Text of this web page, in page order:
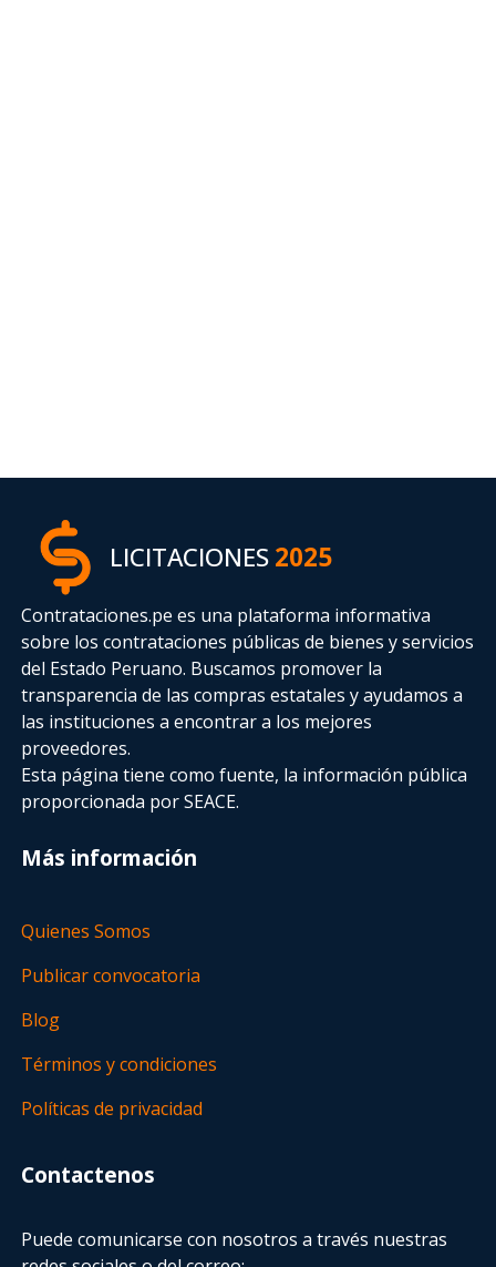
LICITACIONES2025
Contrataciones.pe es una plataforma informativa
sobre los contrataciones públicas de bienes y servicios
del Estado Peruano. Buscamos promover la
transparencia de las compras estatalesy ayudamos a
las instituciones a encontrar a los mejores
proveedores.
Esta página tiene como fuente, la información pública
proporcionada por SEACE.
Más información
Quienes Somos
Publicar convocatoria
Blog
Términos y condiciones
Políticas de privacidad
Contactenos
Puede comunicarse con nosotros a través nuestras